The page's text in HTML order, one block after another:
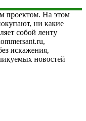
проектом. На этом
ни какие
собой ленту
искажения,
новостей